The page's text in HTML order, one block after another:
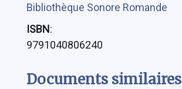
Bibliothèque Sonore Romande
ISBN:
9791040806240
Documents similaires